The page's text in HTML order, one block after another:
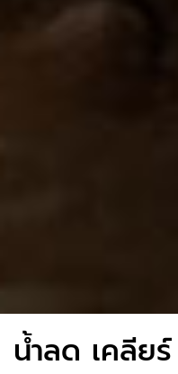
น้ำลด เคลียร์